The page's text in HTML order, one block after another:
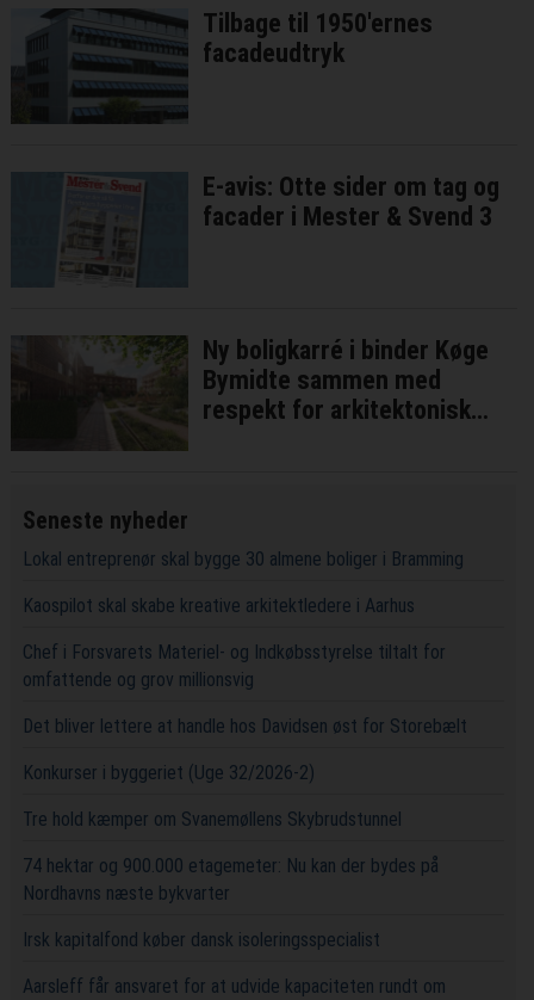
Tilbage til 1950'ernes
facadeudtryk
E-avis: Otte sider om tag og
facader i Mester & Svend 3
Ny boligkarré i binder Køge
Bymidte sammen med
respekt for arkitektonisk
Seneste nyheder
Lokal entreprenør skal bygge 30 almene boliger i Bramming
Kaospilot skal skabe kreative arkitektledere i Aarhus
Chef i Forsvarets Materiel- og Indkøbsstyrelse tiltalt for
omfattende og grov millionsvig
Det bliver lettere at handle hos Davidsen øst for Storebælt
Konkurser i byggeriet (Uge 32/2026-2)
Tre hold kæmper om Svanemøllens Skybrudstunnel
74 hektar og 900.000 etagemeter: Nu kan der bydes på
Nordhavns næste bykvarter
Irsk kapitalfond køber dansk isoleringsspecialist
Aarsleff får ansvaret for at udvide kapaciteten rundt om